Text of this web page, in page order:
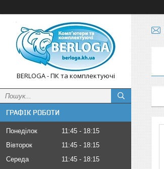
BERLOGA - ПК та комплектуючі
ГРАФІК РОБОТИ
Понеділок 11:45
18:15
Вівторок
11:45
18:15
Середа
11:45
18:15